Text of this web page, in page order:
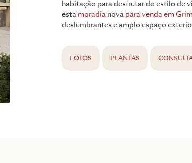
habitação para desfrutar do estilo de
esta moradia nova para venda em
deslumbrantes e amplo espaço
FOTOS PLANTAS